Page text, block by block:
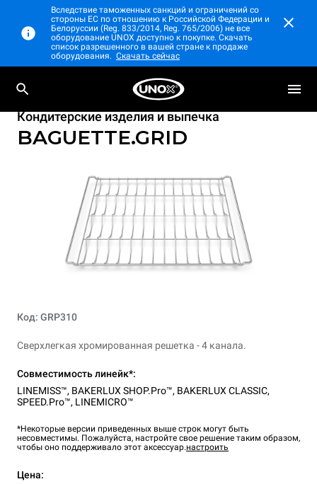
Вследствие таможенных санкций и ограничений со
стороны ЕС по отношению к Российской Федерации и
Белоруссии (Reg. 833/2014, Reg. 765/2006) не все
оборудование UNOX доступно к покупке. Скачать
список разрешенного в вашей стране к продаже
оборудования. Скачать сейчас
Кондитерские изделия и выпечка
BAGUETTE.GRID
Код: GRP310
Сверхлегкая хромированная решетка - 4 канала.
Совместимость линейк*:
LINEMISS™, BAKERLUX SHOP.Pro™, BAKERLUX CLASSIC,
SPEED.Pro™, LINEMICRO™
*Некоторые версии приведенных выше строк могут быть
несовместимы. Пожалуйста, настройте свое решение таким образом,
чтобы оно поддерживало этот аксессуар.настроить
Цена: